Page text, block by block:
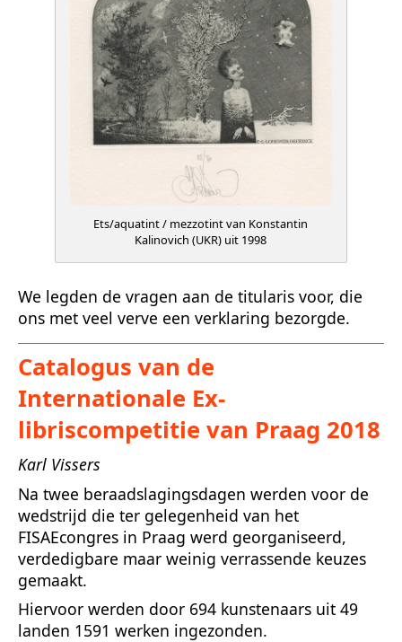
Ets/aquatint / mezzotint van Konstantin
Kalinovich (UKR) uit 1998
We legden de vragen aan de titularis voor, die
ons met veel verve een verklaring bezorgde.
Catalogus van de
Internationale Ex-
libriscompetitie van Praag 2018
Karl Vissers
Na twee beraadslagingsdagen werden voor de
wedstrijd die ter gelegenheid van het
FISAEcongres in Praag werd georganiseerd,
verdedigbare maar weinig verrassende keuzes
gemaakt.
Hiervoor werden door 694 kunstenaars uit 49
landen 1591 werken ingezonden.